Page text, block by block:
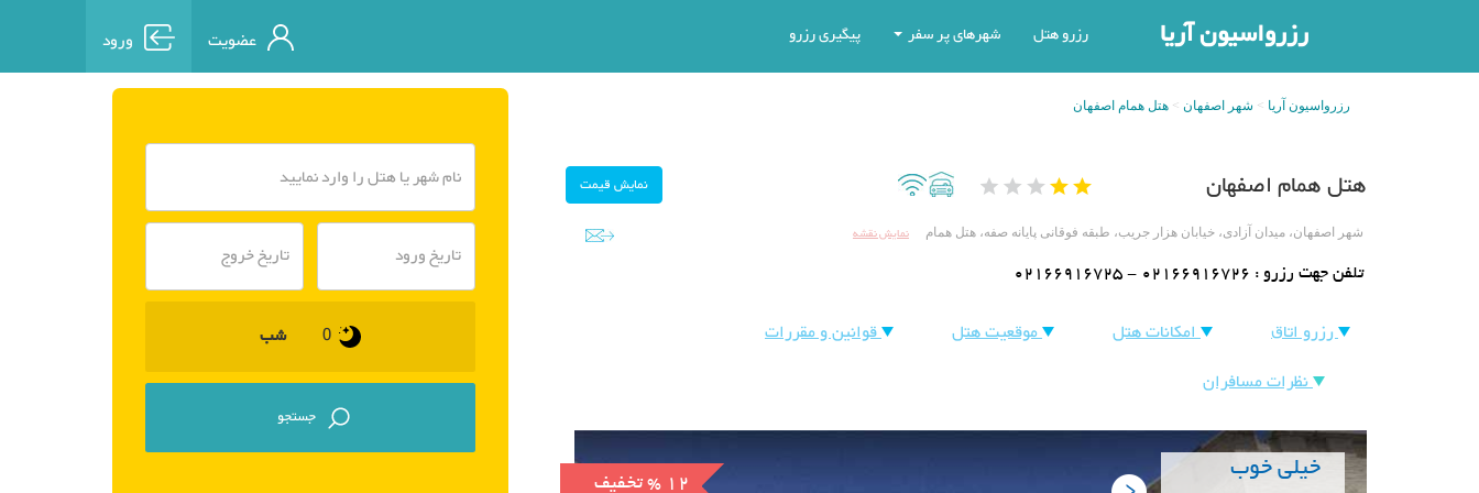
رزرواسیون آریا رزرو هتل شهرهای پر سفر پیگیری رزرو عضویت ورود
رزرواسیون آریا شهر اصفهان هتل همام اصفهان
هتل همام اصفهان
شهر اصفهان، میدان آزادی، خیابان هزار جریب، طبقه فوقانی پایانه صفه، هتل همام نمایش نقشه
تلفن جهت رزرو : 02166916725 - 02166916726
رزرو اتاق امکانات هتل موقعیت هتل
قوانین و مقررات
نظرات مسافران
تخفیف % 12
خیلی خوب
شب